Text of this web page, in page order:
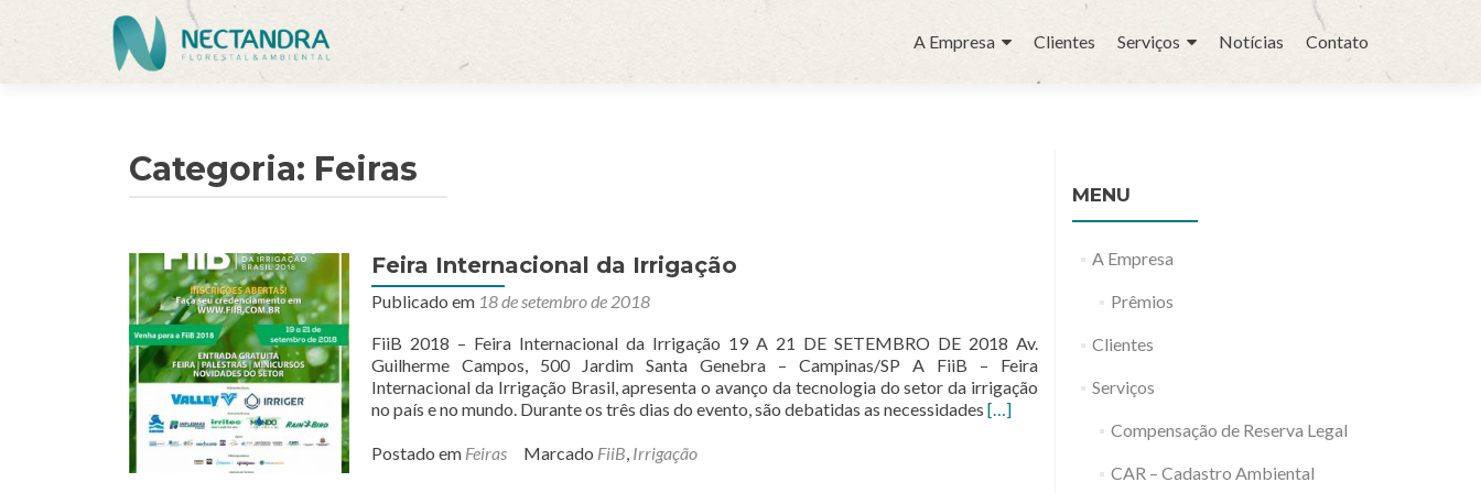
para
conteúdo
A Empresa Clientes Serviços Notícias Contato
Categoria: Feiras
Feira Internacional da Irrigação
Publicado em 18 de setembro de 2018
FiiB 2018 – Feira Internacional da Irrigação 19 A 21 DE SETEMBRO DE 2018 Av.
Guilherme Campos, 500 Jardim Santa Genebra – Campinas/SP A FiiB – Feira
Internacional da Irrigação Brasil, apresenta o avanço da tecnologia do setor da irrigação
no país e no mundo. Durante os três dias do evento, são debatidas as necessidades Leia
[…]
Postado em Feiras Marcado FiiB, Irrigação
MENU
A Empresa
Prêmios
Clientes
Serviços
Compensação de Reserva Legal
CAR – Cadastro Ambiental